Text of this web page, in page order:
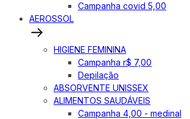
Campanha covid 5,00
AEROSSOL
HIGIENE FEMININA
Campanha r$ 7,00
Depilação
ABSORVENTE UNISSEX
ALIMENTOS SAUDÁVEIS
Campanha 4,00 - medinal